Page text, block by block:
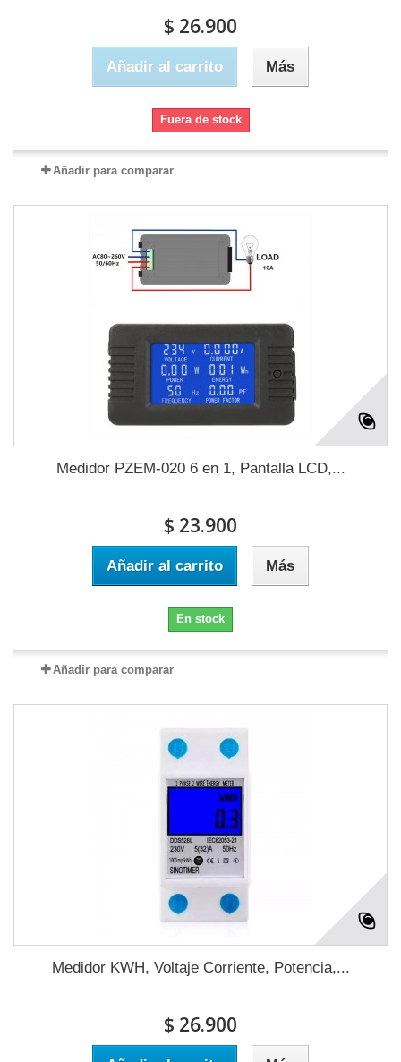
$ 26.900
Añadir al carrito Más
Fuera de stock
Añadir para comparar
Medidor PZEM-020 6 en 1, Pantalla LCD,...
$ 23.900
Añadir al carrito Más
En stock
Añadir para comparar
Medidor KWH, Voltaje Corriente, Potencia,...
$ 26.900